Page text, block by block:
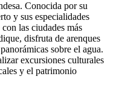
Conocida por su
y sus especialidades
las ciudades más
disfruta de arenques
sobre el agua.
excursiones culturales
y el patrimonio